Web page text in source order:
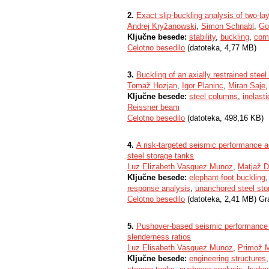
2. Exact slip-buckling analysis of two-
Andrej Kryžanowski, Simon Schnabl ,
Ključne besede: stability, buckling,
Celotno besedilo (datoteka, 4,77 MB)
3. Buckling of an axially restrained
Tomaž Hozjan, Igor Planinc, Miran Saje
Ključne besede: steel columns,
Reissner beam
Celotno besedilo (datoteka, 498,16 KB)
4. A risk-targeted seismic performance
steel storage tanks
Luz Elizabeth Vasquez Munoz, Matjaž
Ključne besede: elephant-foot buckling
response analysis, unanchored steel
Celotno besedilo (datoteka, 2,41 MB)
5. Pushover-based seismic
slenderness ratios
Luz Elisabeth Vasquez Munoz, Primož
Ključne besede: engineering structures